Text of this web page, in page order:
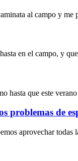
al campo y
en el campo, y
hasta que este
problemas de
aprovechar